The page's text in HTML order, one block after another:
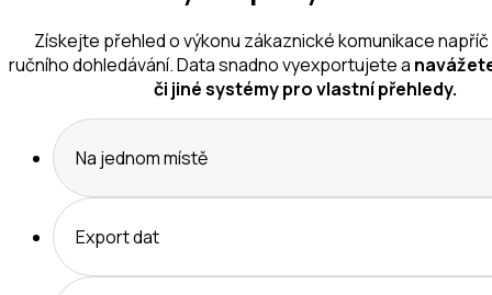
Získejte přehled o výkonu zákaznické komunikace
ručního dohledávání. Data snadno vyexportujete a
či jiné systémy pro vlastní přehledy.
Na jednom místě
Export dat